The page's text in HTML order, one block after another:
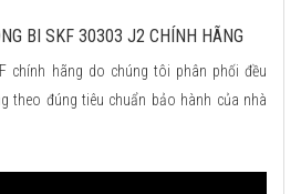
BI SKF 30303 J2 CHÍNH HÃNG
chính hãng do chúng tôi phân phối đều
theo đúng tiêu chuẩn bảo hành của nhà